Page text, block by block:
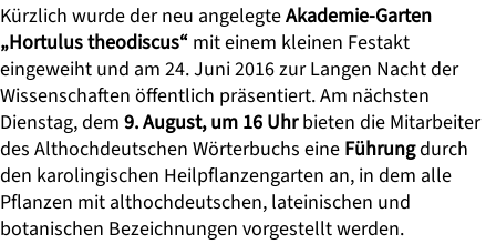
Kürzlich wurde der neu angelegteAkademie-Garten
„Hortulus theodiscus“ mit einem kleinen Festakt
eingeweiht und am 24. Juni 2016 zur Langen Nacht der
Wissenschaften öffentlich präsentiert. Am nächsten
Dienstag, dem 9. August,um 16 Uhrbieten die Mitarbeiter
des Althochdeutschen Wörterbuchs eine Führungdurch
den karolingischen Heilpflanzengarten an, in dem alle
Pflanzen mit althochdeutschen, lateinischen und
botanischen Bezeichnungen vorgestellt werden.